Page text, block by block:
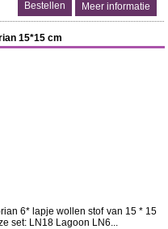
Meer informatie
15*15 cm
6* lapje wollen stof van 15 * 15
set: LN18 Lagoon LN6...